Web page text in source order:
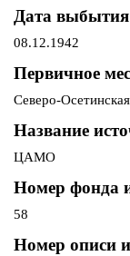
Дата выбытия
08.12.1942
Первичное
Северо-
Название
ЦАМО
Номер фонда
58
Номер описи